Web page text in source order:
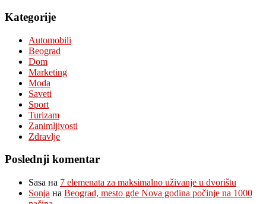
Kategorije
Automobili
Beograd
Dom
Marketing
Moda
Saveti
Sport
Turizam
Zanimljivosti
Zdravlje
Poslednji komentar
Sasa на 7 elemenata za maksimalno uživanje u dvorištu
Sonja на Beograd, mesto gde Nova godina počinje na 1000